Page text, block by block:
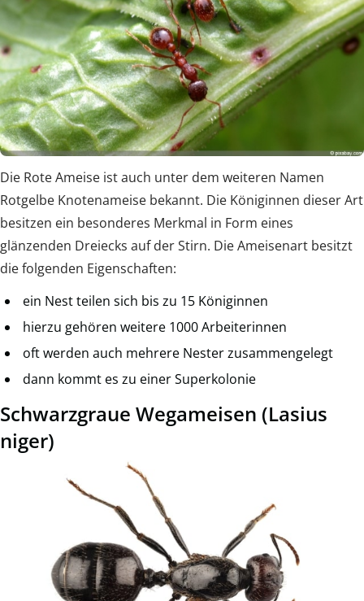
Die Rote Ameise ist auch unter dem weiteren Namen
Rotgelbe Knotenameise bekannt. Die Königinnen dieser Art
besitzen ein besonderes Merkmal in Form eines
glänzenden Dreiecks auf der Stirn. Die Ameisenart besitzt
die folgenden Eigenschaften:
ein Nest teilen sich bis zu 15 Königinnen
hierzu gehören weitere 1000 Arbeiterinnen
oft werden auch mehrere Nester zusammengelegt
dann kommt es zu einer Superkolonie
Schwarzgraue Wegameisen (Lasius
niger)